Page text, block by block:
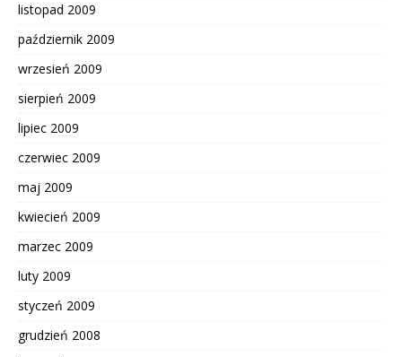
listopad 2009
październik 2009
wrzesień 2009
sierpień 2009
lipiec 2009
czerwiec 2009
maj 2009
kwiecień 2009
marzec 2009
luty 2009
styczeń 2009
grudzień 2008